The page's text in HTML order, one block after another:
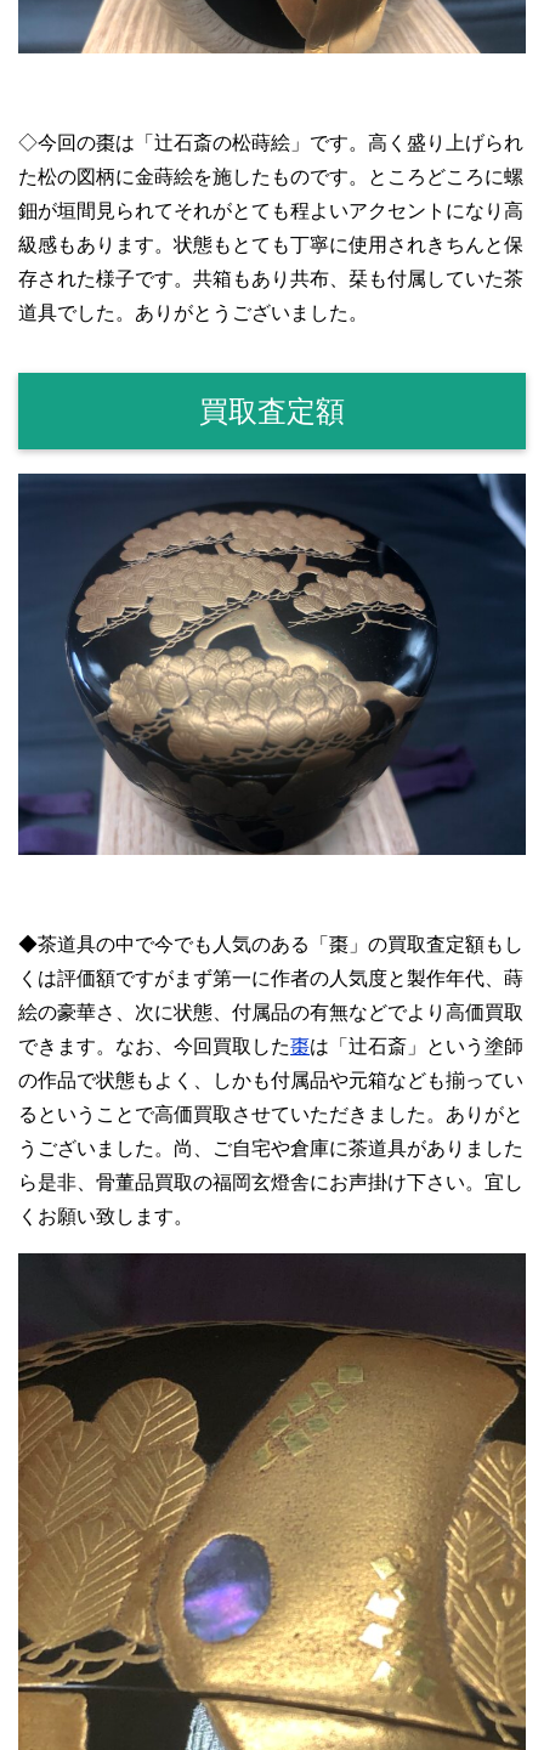
◇今回の棗は「辻石斎の松蒔絵」です。高く盛り上げられ
た松の図柄に金蒔絵を施したものです。ところどころに螺
鈿が垣間見られてそれがとても程よいアクセントになり高
級感もあります。状態もとても丁寧に使用されきちんと保
存された様子です。共箱もあり共布、栞も付属していた茶
道具でした。ありがとうございました。
買取査定額
◆茶道具の中で今でも人気のある「棗」の買取査定額もし
くは評価額ですがまず第一に作者の人気度と製作年代、蒔
絵の豪華さ、次に状態、付属品の有無などでより高価買取
できます。なお、今回買取した棗は「辻石斎」という塗師
の作品で状態もよく、しかも付属品や元箱なども揃ってい
るということで高価買取させていただきました。ありがと
うございました。尚、ご自宅や倉庫に茶道具がありました
ら是非、骨董品買取の福岡玄燈舎にお声掛け下さい。宜し
くお願い致します。